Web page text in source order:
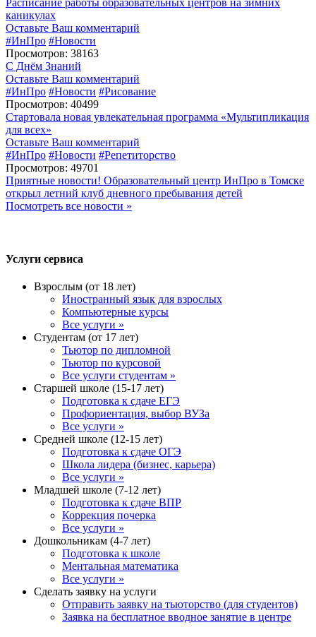
каникулах
Оставьте Ваш комментарий
#ИнПро #Новости
Просмотров: 38163
С Днём Знаний
Оставьте Ваш комментарий
#ИнПро #Новости #Рисование
Просмотров: 40499
Стартовала новая увлекательная программа «Мультипликация
для всех»
Оставьте Ваш комментарий
#ИнПро #Новости #Репетиторство
Просмотров: 49701
Приятные новости! Образовательный центр ИнПро в Томске
открыл летний клуб дневного пребывания детей
Посмотреть все новости »
Услуги сервиса
Взрослым (от 18 лет)
Иностранный язык для взрослых
Компьютерные курсы
Все услуги »
Студентам (от 17 лет)
Тьютор по дипломной
Тьютор по курсовой
Все услуги студентам »
Старшей школе (15-17 лет)
Подготовка к сдаче ЕГЭ
Профориентация, выбор ВУЗа
Все услуги »
Средней школе (12-15 лет)
Подготовка к сдаче ОГЭ
Школа лидера (бизнес, карьера)
Все услуги »
Младшей школе (7-12 лет)
Подготовка к сдаче ВПР
Коррекция почерка
Все услуги »
Дошкольникам (4-7 лет)
Подготовка к школе
Ментальная математика
Все услуги »
Сделать заявку на услуги
Отправить заявку на тьюторство (для студентов)
Заявка на бесплатное вводное занятие в центре